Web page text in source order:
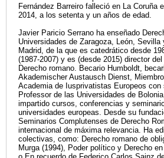
Fernández Barreiro falleció en La Coruña
2014, a los setenta y un años de edad.
Javier Paricio Serrano ha enseñado
Universidades de Zaragoza, León, Sevilla
Madrid, de la que es catedrático desde
(1987-2007) y es (desde 2015) director
Derecho romano. Becario Humboldt,
Akademischer Austausch Dienst,
Academia de Iusprivatistas Europeos
Professor de las Universidades de
impartido cursos, conferencias y
universidades europeas. Desde su
Seminarios Complutenses de Derecho
internacional de máxima relevancia. Ha
colectivas, como: Derecho romano de
Murga (1994), Poder político y Derecho